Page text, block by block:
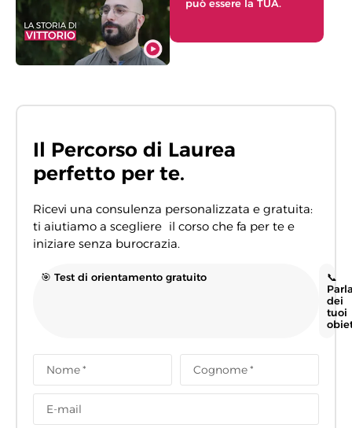
può essere la TUA.
Il Percorso di Laurea
perfetto per te.
Ricevi una consulenza personalizzata e gratuita:
ti aiutiamo a scegliere il corso che fa per te e
iniziare senza burocrazia.
🎯 Test di orientamento gratuito
📞
dei
tuoi